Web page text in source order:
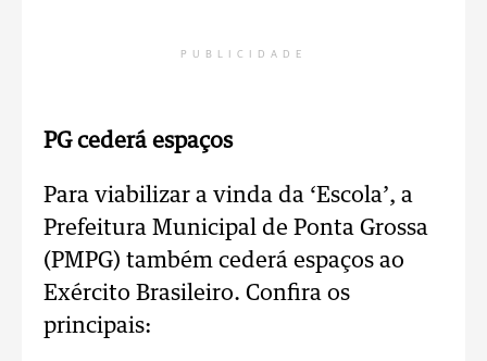
PUBLICIDADE
PG cederá espaços
Para viabilizar a vinda da ‘Escola’, a
Prefeitura Municipal de Ponta Grossa
(PMPG) também cederá espaços ao
Exército Brasileiro. Confira os
principais: